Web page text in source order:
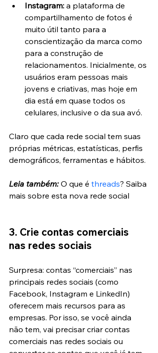
Instagram: a plataforma de
compartilhamento de fotos é
muito útil tanto para a
conscientização da marca como
para a construção de
relacionamentos. Inicialmente, os
usuários eram pessoas mais
jovens e criativas, mas hoje em
dia está em quase todos os
celulares, inclusive o da sua avó.
Claro que cada rede social tem suas
próprias métricas, estatísticas, perfis
demográficos, ferramentas e hábitos.
Leia também: O que é threads? Saiba
mais sobre esta nova rede social
3. Crie contas comerciais
nas redes sociais
Surpresa: contas “comerciais” nas
principais redes sociais (como
Facebook, Instagram e LinkedIn)
oferecem mais recursos para as
empresas. Por isso, se você ainda
não tem, vai precisar criar contas
comerciais nas redes sociais ou